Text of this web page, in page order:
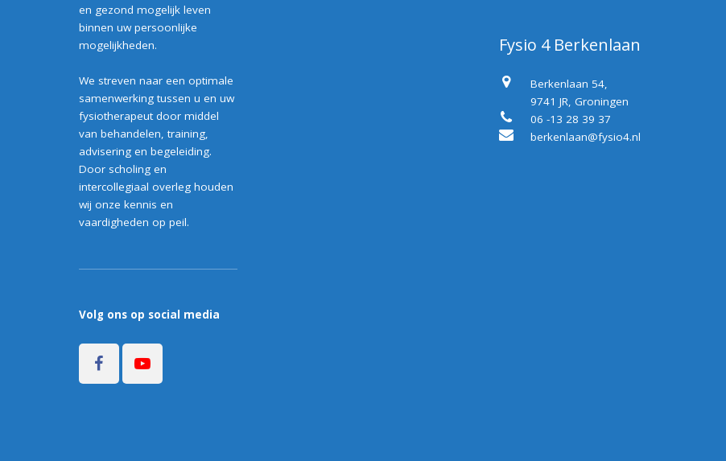
en gezond mogelijk leven
binnen uw persoonlijke
mogelijkheden.
We streven naar een optimale
samenwerking tussen u en uw
fysiotherapeut door middel
van behandelen, training,
advisering en begeleiding.
Door scholing en
intercollegiaal overleg houden
wij onze kennis en
vaardigheden op peil.
Volg ons op social media
Fysio 4 Berkenlaan
Berkenlaan 54,
9741 JR, Groningen
06 -13 28 39 37
berkenlaan@fysio4.nl